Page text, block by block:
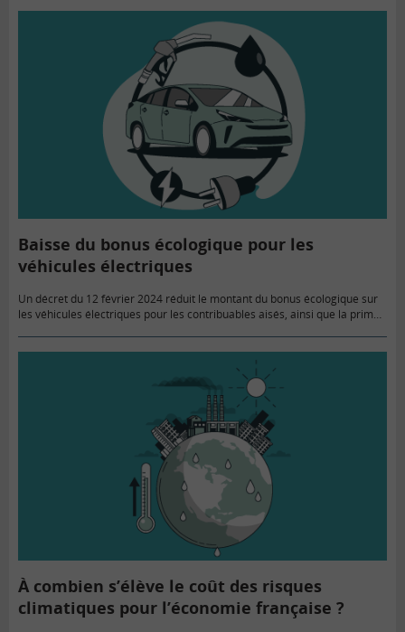
Baisse du bonus écologique pour les
véhicules électriques
Un décret du 12 février 2024 réduit le montant du bonus écologique sur
les véhicules électriques pour les contribuables aisés, ainsi que la prime
À combien s’élève le coût des risques
climatiques pour l’économie française ?